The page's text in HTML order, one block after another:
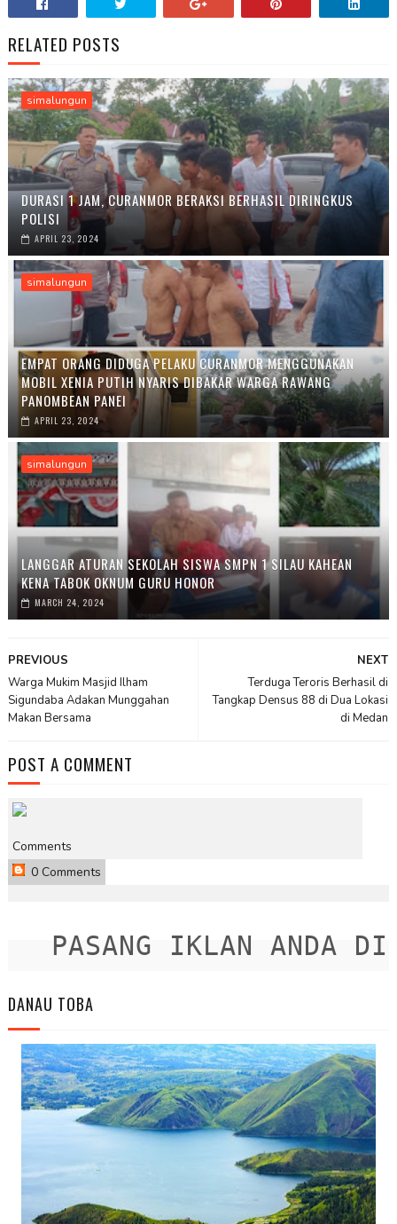
RELATED POSTS
simalungun
DURASI 1 JAM, CURANMOR BERAKSI BERHASIL DIRINGKUS
POLISI
APRIL 23, 2024
simalungun
EMPAT ORANG DIDUGA PELAKU CURANMOR MENGGUNAKAN
MOBIL XENIA PUTIH NYARIS DIBAKAR WARGA RAWANG
PANOMBEAN PANEI
APRIL 23, 2024
simalungun
LANGGAR ATURAN SEKOLAH SISWA SMPN 1 SILAU KAHEAN
KENA TABOK OKNUM GURU HONOR
MARCH 24, 2024
NEXT
Terduga Teroris Berhasil di
Tangkap Densus 88 di Dua Lokasi
di Medan
PREVIOUS
Warga Mukim Masjid Ilham
Sigundaba Adakan Munggahan
Makan Bersama
POST A COMMENT
Comments
0 Comments
PASANG IKLAN ANDA
DANAU TOBA